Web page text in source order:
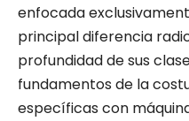
enfocada
principal diferencia
profundidad de sus
fundamentos de la
específicas con